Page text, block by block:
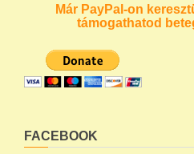
Már PayPal-on
támogathatod
FACEBOOK